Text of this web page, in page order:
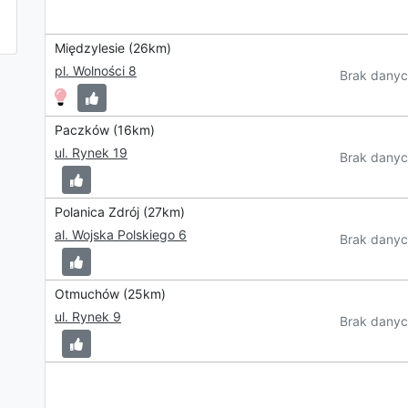
Międzylesie (26km)
pl. Wolności 8
Brak
Paczków (16km)
ul. Rynek 19
Brak
Polanica Zdrój (27km)
al. Wojska Polskiego 6
Brak
Otmuchów (25km)
ul. Rynek 9
Brak